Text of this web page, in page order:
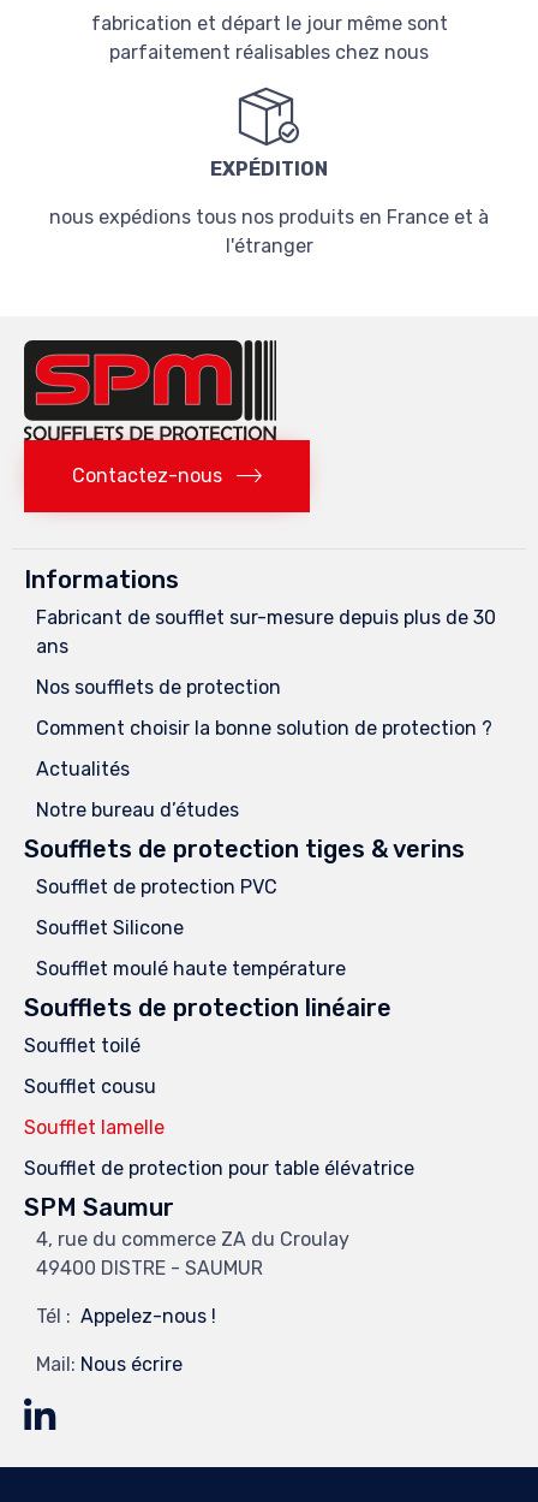
fabrication et départ le jour même sont
parfaitement réalisables chez nous
EXPÉDITION
nous expédions tous nos produits en France et à
l'étranger
Contactez-nous
Informations
Fabricant de soufflet sur-mesure depuis plus de 30
ans
Nos soufflets de protection
Comment choisir la bonne solution de protection ?
Actualités
Notre bureau d’études
Soufflets de protection tiges & verins
Soufflet de protection PVC
Soufflet Silicone
Soufflet moulé haute température
Soufflets de protection linéaire
Soufflet toilé
Soufflet cousu
Soufflet lamelle
Soufflet de protection pour table élévatrice
SPM Saumur
4, rue du commerce ZA du Croulay
49400 DISTRE - SAUMUR
Tél : Appelez-nous !
Mail: Nous écrire